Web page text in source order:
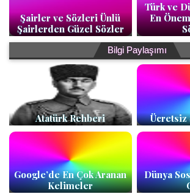
Şairler ve Sözleri Ünlü
Şairlerden Güzel Sözler
Türk ve
En
Bilgi Paylaşımı
Atatürk Rehberi Ücretsiz
Google’de En Çok Aranan
Kelimeler
Dünya